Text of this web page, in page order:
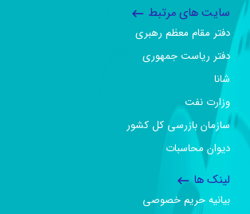
سایت های مرتبط
دفتر مقام معظم رهبری
دفتر ریاست جمهوری
شانا
وزارت نفت
سازمان بازرسی کل کشور
دیوان محاسبات
لینک ها
بیانیه حریم خصوصی